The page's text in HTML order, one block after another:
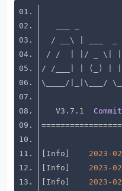
   V3.7.1
Commit
[Info] 2023 -02
[Info] 2023 -02
[Info] 2023 -02